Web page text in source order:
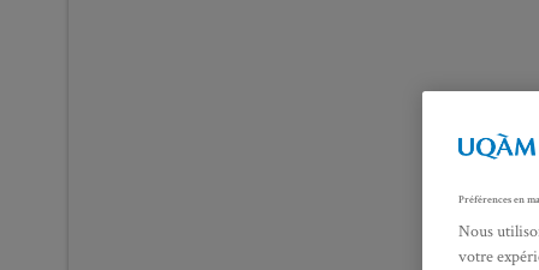
Ferdinand Van Kessel, Die Tabakrauchende Affenrunde, vers 1680,
Préférences en
Nous
votre